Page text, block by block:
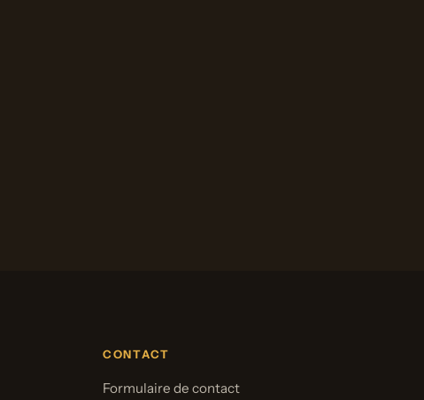
CONTACT
Formulaire de contact